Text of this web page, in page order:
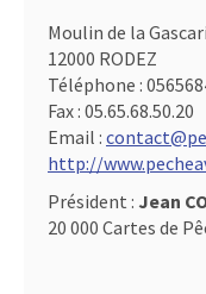
Moulin de la
12000 RODEZ
Téléphone :
Fax : 05.65.68.50.20
Email :
http://
Président : Jean
20 000 Cartes de